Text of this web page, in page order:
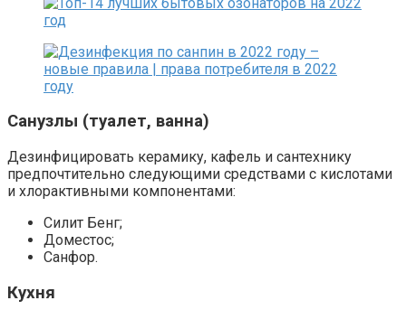
Санузлы (туалет, ванна)
Дезинфицировать керамику, кафель и сантехнику
предпочтительно следующими средствами с кислотами
и хлорактивными компонентами:
Силит Бенг;
Доместос;
Санфор.
Кухня